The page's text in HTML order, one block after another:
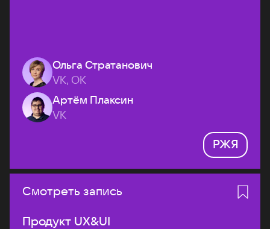
Ольга Стратанович
VK, ОК
Артём Плаксин
VK
РЖЯ
Смотреть запись
Продукт UX&UI